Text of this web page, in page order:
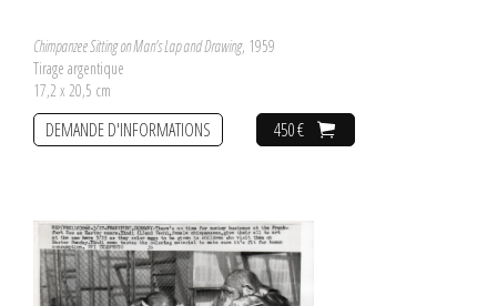
Chimpanzee Sitting on Man's Lap and Drawing, 1959
Tirage argentique
17,2 x 20,5 cm
450 €
DEMANDE D'INFORMATIONS